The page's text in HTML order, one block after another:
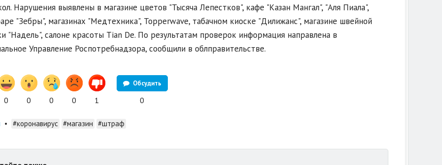
Нарушения выявлены в магазине цветов "Тысяча Лепестков", кафе "Казан Мангал", "Аля Пиала",
"Зебры", магазинах "Медтехника", Topperwave, табачном киоске "Дилижанс", магазине швейной
"Надель", салоне красоты Tian De. По результатам проверок информация направлена в
Управление Роспотребнадзора, сообщили в облправительстве.
0 0 0 0 1
Обсудить
0
• #коронавирус #магазин #штраф